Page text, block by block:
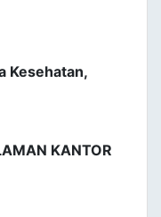
Kesehatan,
KANTOR